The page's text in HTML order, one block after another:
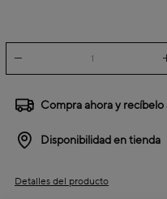
Compra ahora y recíbelo
Disponibilidad en tienda
Detalles del producto